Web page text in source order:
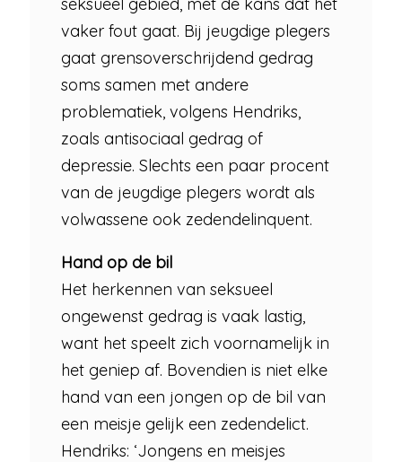
vaker fout gaat. Bij jeugdige plegers
gaat grensoverschrijdend gedrag
soms samen met andere
problematiek, volgens Hendriks,
zoals antisociaal gedrag of
depressie. Slechts een paar procent
van de jeugdige plegers wordt als
volwassene ook zedendelinquent.
Hand op de bil
Het herkennen van seksueel
ongewenst gedrag is vaak lastig,
want het speelt zich voornamelijk in
het geniep af. Bovendien is niet elke
hand van een jongen op de bil van
een meisje gelijk een zedendelict.
Hendriks: ‘Jongens en meisjes